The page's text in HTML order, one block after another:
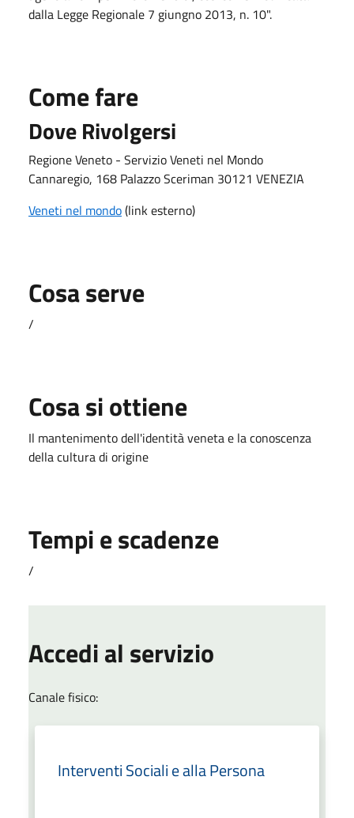
dalla Legge Regionale 7 giungno 2013, n. 10".
Come fare
Dove Rivolgersi
Regione Veneto - Servizio Veneti nel Mondo
Cannaregio, 168 Palazzo Sceriman 30121 VENEZIA
Veneti nel mondo(link esterno)
Cosa serve
/
Cosa si ottiene
Il mantenimento dell'identità veneta e la conoscenza
della cultura di origine
Tempi e scadenze
/
Accedi al servizio
Canale fisico:
Interventi Sociali e alla Persona